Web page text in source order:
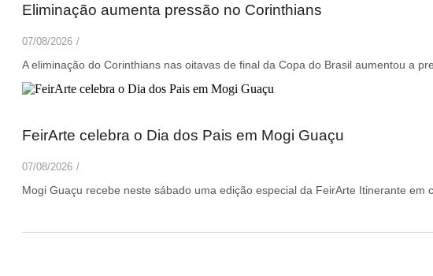
Eliminação aumenta pressão no Corinthians
07/08/2026 /
A eliminação do Corinthians nas oitavas de final da Copa do Brasil aumentou a
FeirArte celebra o Dia dos Pais em Mogi Guaçu
07/08/2026 /
Mogi Guaçu recebe neste sábado uma edição especial da FeirArte Itinerante em